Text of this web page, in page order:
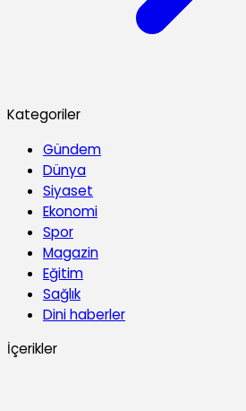
Kategoriler
Gündem
Dünya
Siyaset
Ekonomi
Spor
Magazin
Eğitim
Sağlık
Dini haberler
İçerikler